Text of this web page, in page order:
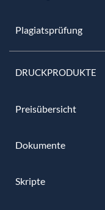
Plagiatsprüfung
DRUCKPRODUKTE
Preisübersicht
Dokumente
Skripte